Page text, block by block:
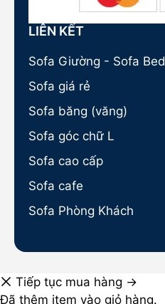
LIÊN KẾT
Sofa Giường - Sofa Bed
Sofa giá rẻ
Sofa băng (văng)
Sofa góc chữ L
Sofa cao cấp
Sofa cafe
Sofa Phòng Khách
Tiếp tục mua hàng →
Đã thêm item vào giỏ hàng.